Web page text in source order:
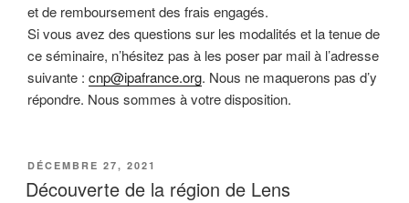
et de remboursement des frais engagés.
Si vous avez des questions sur les modalités et la tenue de
ce séminaire, n’hésitez pas à les poser par mail à l’adresse
suivante : cnp@ipafrance.org. Nous ne maquerons pas d’y
répondre. Nous sommes à votre disposition.
PUBLIÉ
LE
DÉCEMBRE 27, 2021
Découverte de la région de Lens